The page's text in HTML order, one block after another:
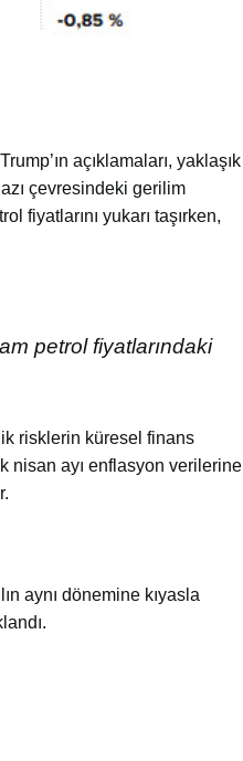
açıklamaları, yaklaşık
çevresindeki gerilim
fiyatlarını yukarı taşırken,
petrol fiyatlarındaki
risklerin küresel finans
nisan ayı enflasyon verilerine
aynı dönemine kıyasla